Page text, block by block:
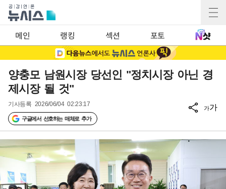
메인 랭킹 섹션 포토
양충모 남원시장 당선인 "정치시장 아닌 경
제시장 될 것"
기사등록 2026/06/04 02:23:17
구글에서 선호하는 매체로 추가
가가